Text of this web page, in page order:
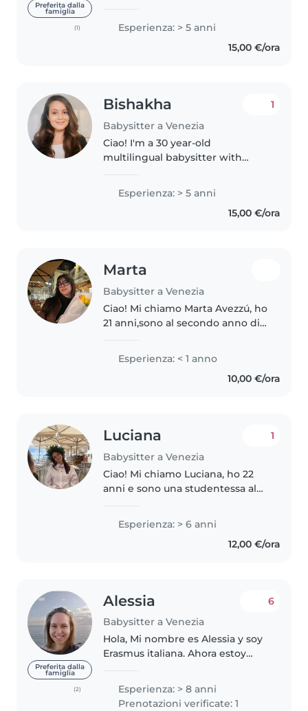
Preferita dalla
famiglia
(1)
rialto). Sono disponibile da
ottobre, durante la giornata dal
Esperienza: > 5 anni
15,00 €/ora
Bishakha
Babysitter a Venezia
1
Ciao! I'm a 30 year-old
multilingual babysitter with
children from age of a one year
old ( toddlers) to preschoolers,
grade schoolers, as well as
Esperienza: > 5 anni
15,00 €/ora
Marta
Babysitter a Venezia
Ciao! Mi chiamo Marta Avezzú, ho
21 anni,sono al secondo anno di
passione per il tempo trascorso
con i bambini. Generalmente
entro facilmente in sintonia..
Esperienza: < 1 anno
10,00 €/ora
Luciana
Babysitter a Venezia
1
Ciao! Mi chiamo Luciana, ho 22
anni e sono una studentessa al
Ho già esperienza con bambini
(sia in famiglia che con altre..
Esperienza: > 6 anni
12,00 €/ora
Preferita dalla
famiglia
(2)
Alessia
Babysitter a Venezia
6
Hola, Mi nombre es Alessia y soy
Erasmus italiana. Ahora estoy
Farmacia en la universidad y
estoy disponible para cuidado de
Esperienza: > 8 anni
Prenotazioni verificate: 1